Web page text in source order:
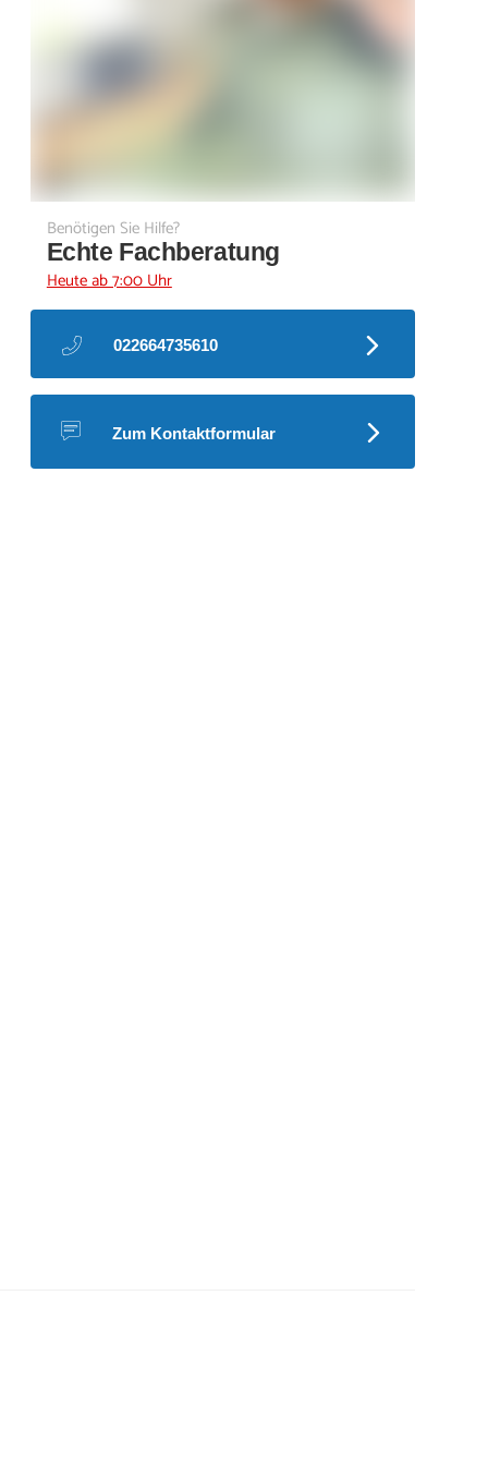
Benötigen Sie Hilfe?
Echte Fachberatung
Heute ab 7:00 Uhr
022664735610
Zum Kontaktformular